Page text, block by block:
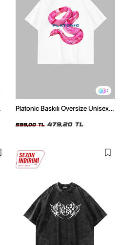
2
Platonic Baskılı Oversize Unisex
599,00 TL 479,20 TL